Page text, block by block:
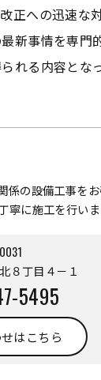
正への迅速
事情を専
れる内容となっ
の設備工事を
に施工を行いま
８丁目４－１
5495
はこちら